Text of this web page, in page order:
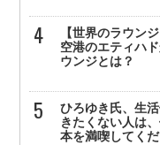
【世界のラウン
空港のエティハ
ウンジとは？
ひろゆき氏、生
きたくない人は
本を満喫してくだ